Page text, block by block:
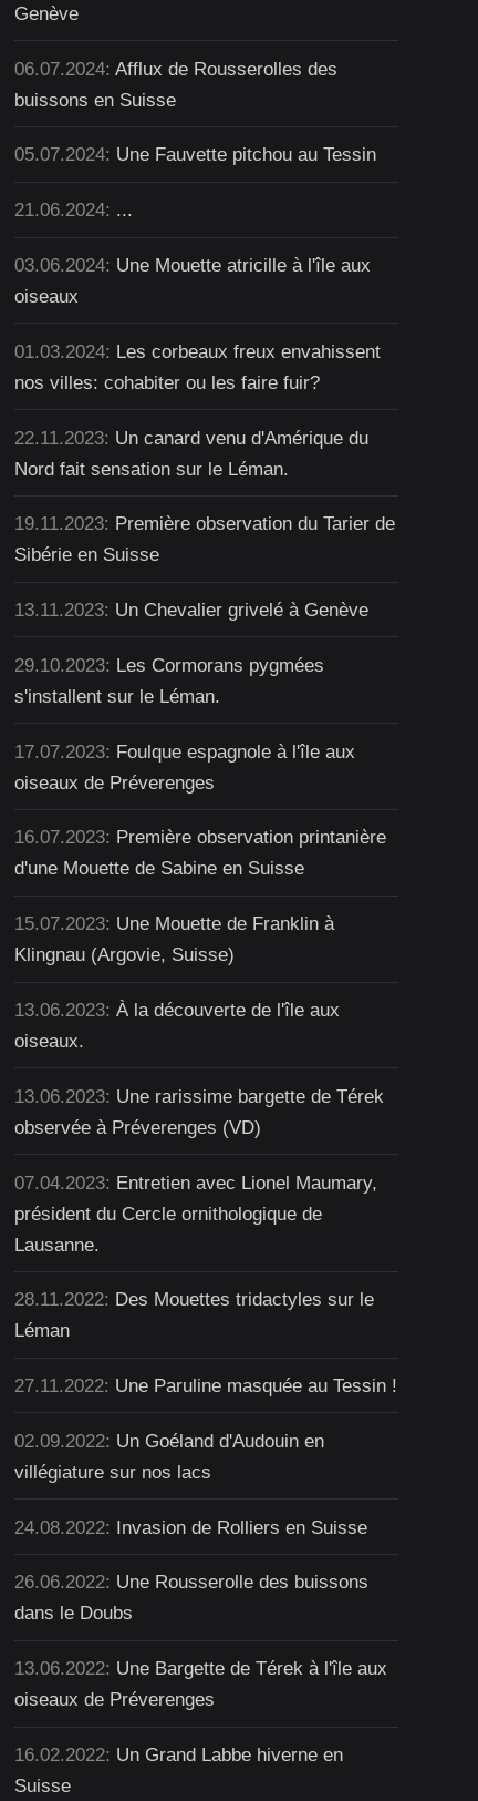
Genève
06.07.2024:Afflux de Rousserolles des
buissons en Suisse
05.07.2024: Une Fauvette pitchou au Tessin
21.06.2024: ...
03.06.2024: Une Mouette atricille à l'île aux
oiseaux
01.03.2024: Les corbeaux freux envahissent
nos villes: cohabiter ou les faire fuir?
22.11.2023: Un canard venu d'Amérique du
Nord fait sensation sur le Léman.
19.11.2023: Première observation du Tarier de
Sibérie en Suisse
13.11.2023: Un Chevalier grivelé à Genève
29.10.2023: Les Cormorans pygmées
s'installent sur le Léman.
17.07.2023: Foulque espagnole à l'île aux
oiseaux de Préverenges
16.07.2023: Première observation printanière
d'une Mouette de Sabine en Suisse
15.07.2023: Une Mouette de Franklin à
Klingnau (Argovie, Suisse)
13.06.2023:À la découverte de l'île aux
oiseaux.
13.06.2023: Une rarissime bargette de Térek
observée à Préverenges (VD)
07.04.2023: Entretien avec Lionel Maumary,
président du Cercle ornithologique de
Lausanne.
28.11.2022: Des Mouettes tridactyles sur le
Léman
27.11.2022: Une Paruline masquée au Tessin !
02.09.2022: Un Goéland d'Audouin en
villégiature sur nos lacs
24.08.2022: Invasion de Rolliers en Suisse
26.06.2022: Une Rousserolle des buissons
dans le Doubs
13.06.2022: Une Bargette de Térek à l'île aux
oiseaux de Préverenges
16.02.2022: Un Grand Labbe hiverne en
Suisse